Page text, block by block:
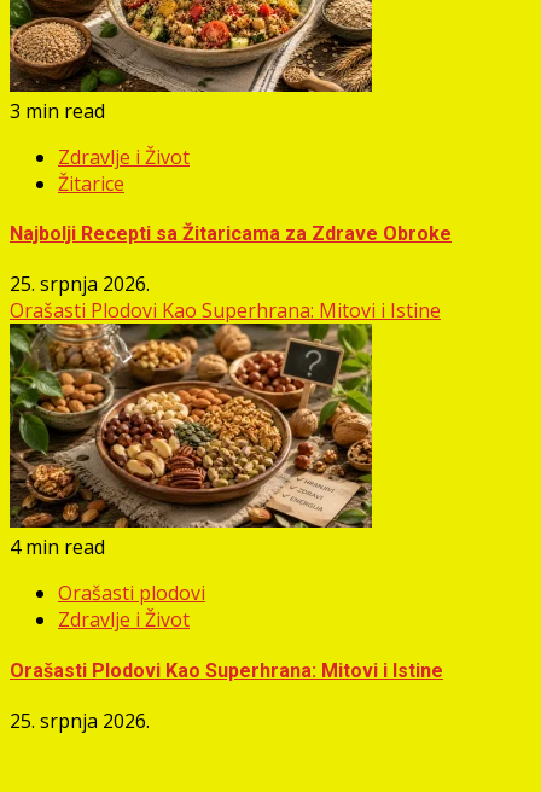
3 min read
Zdravlje i Život
Žitarice
Najbolji Recepti sa Žitaricama za Zdrave Obroke
25. srpnja 2026.
Orašasti Plodovi Kao Superhrana: Mitovi i Istine
4 min read
Orašasti plodovi
Zdravlje i Život
Orašasti Plodovi Kao Superhrana: Mitovi i Istine
25. srpnja 2026.